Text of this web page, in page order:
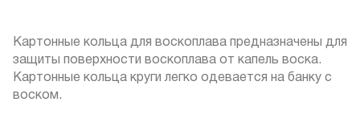
Картонные кольца для воскоплава предназначены для
защиты поверхности воскоплава от капель воска.
Картонные кольца круги легко одевается на банку с
воском.